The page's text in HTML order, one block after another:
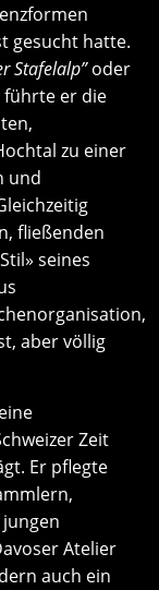
gesucht hatte.
Stafelalp”oder
führte er die
zu einer
und
fließenden
seines
aber völlig
Zeit
Er pflegte
Atelier
auch ein